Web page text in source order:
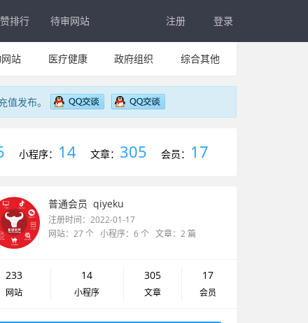
排行 待审网站 注册 登录
站 医疗健康 政府组织 综合其他
发布。
小程序： 14 文章： 305 会员： 17
普通会员 qiyeku
注册时间：2022-01-17
网站：27 个 小程序：6 个 文章：2 篇
233
网站
14
小程序
305
文章
17
会员